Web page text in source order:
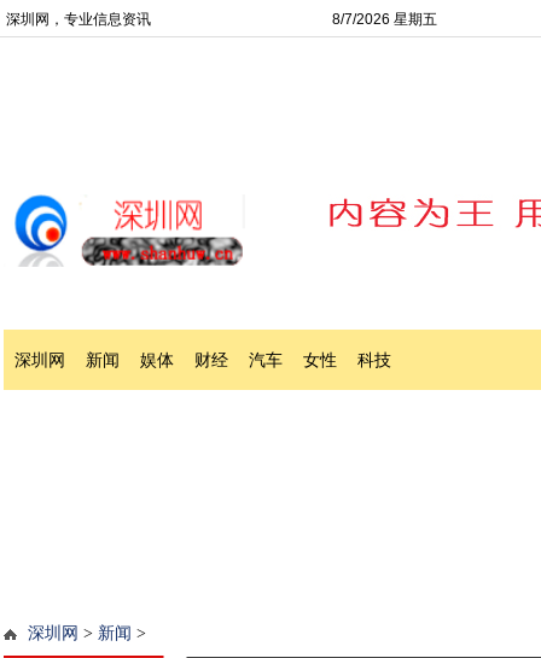
深圳网，专业信息资讯 8/7/2026 星期五
深圳网 新闻 娱体 财经 汽车 女性 科技
深圳网 > 新闻 >